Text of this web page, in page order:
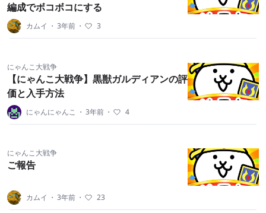
編成でボコボコにする
カムイ ・ 3年前 ・ 3
にゃんこ大戦争
【にゃんこ大戦争】黒獣ガルディアンの評
価と入手方法
にゃんにゃんこ ・ 3年前 ・ 4
にゃんこ大戦争
ご報告
カムイ ・ 3年前 ・ 23